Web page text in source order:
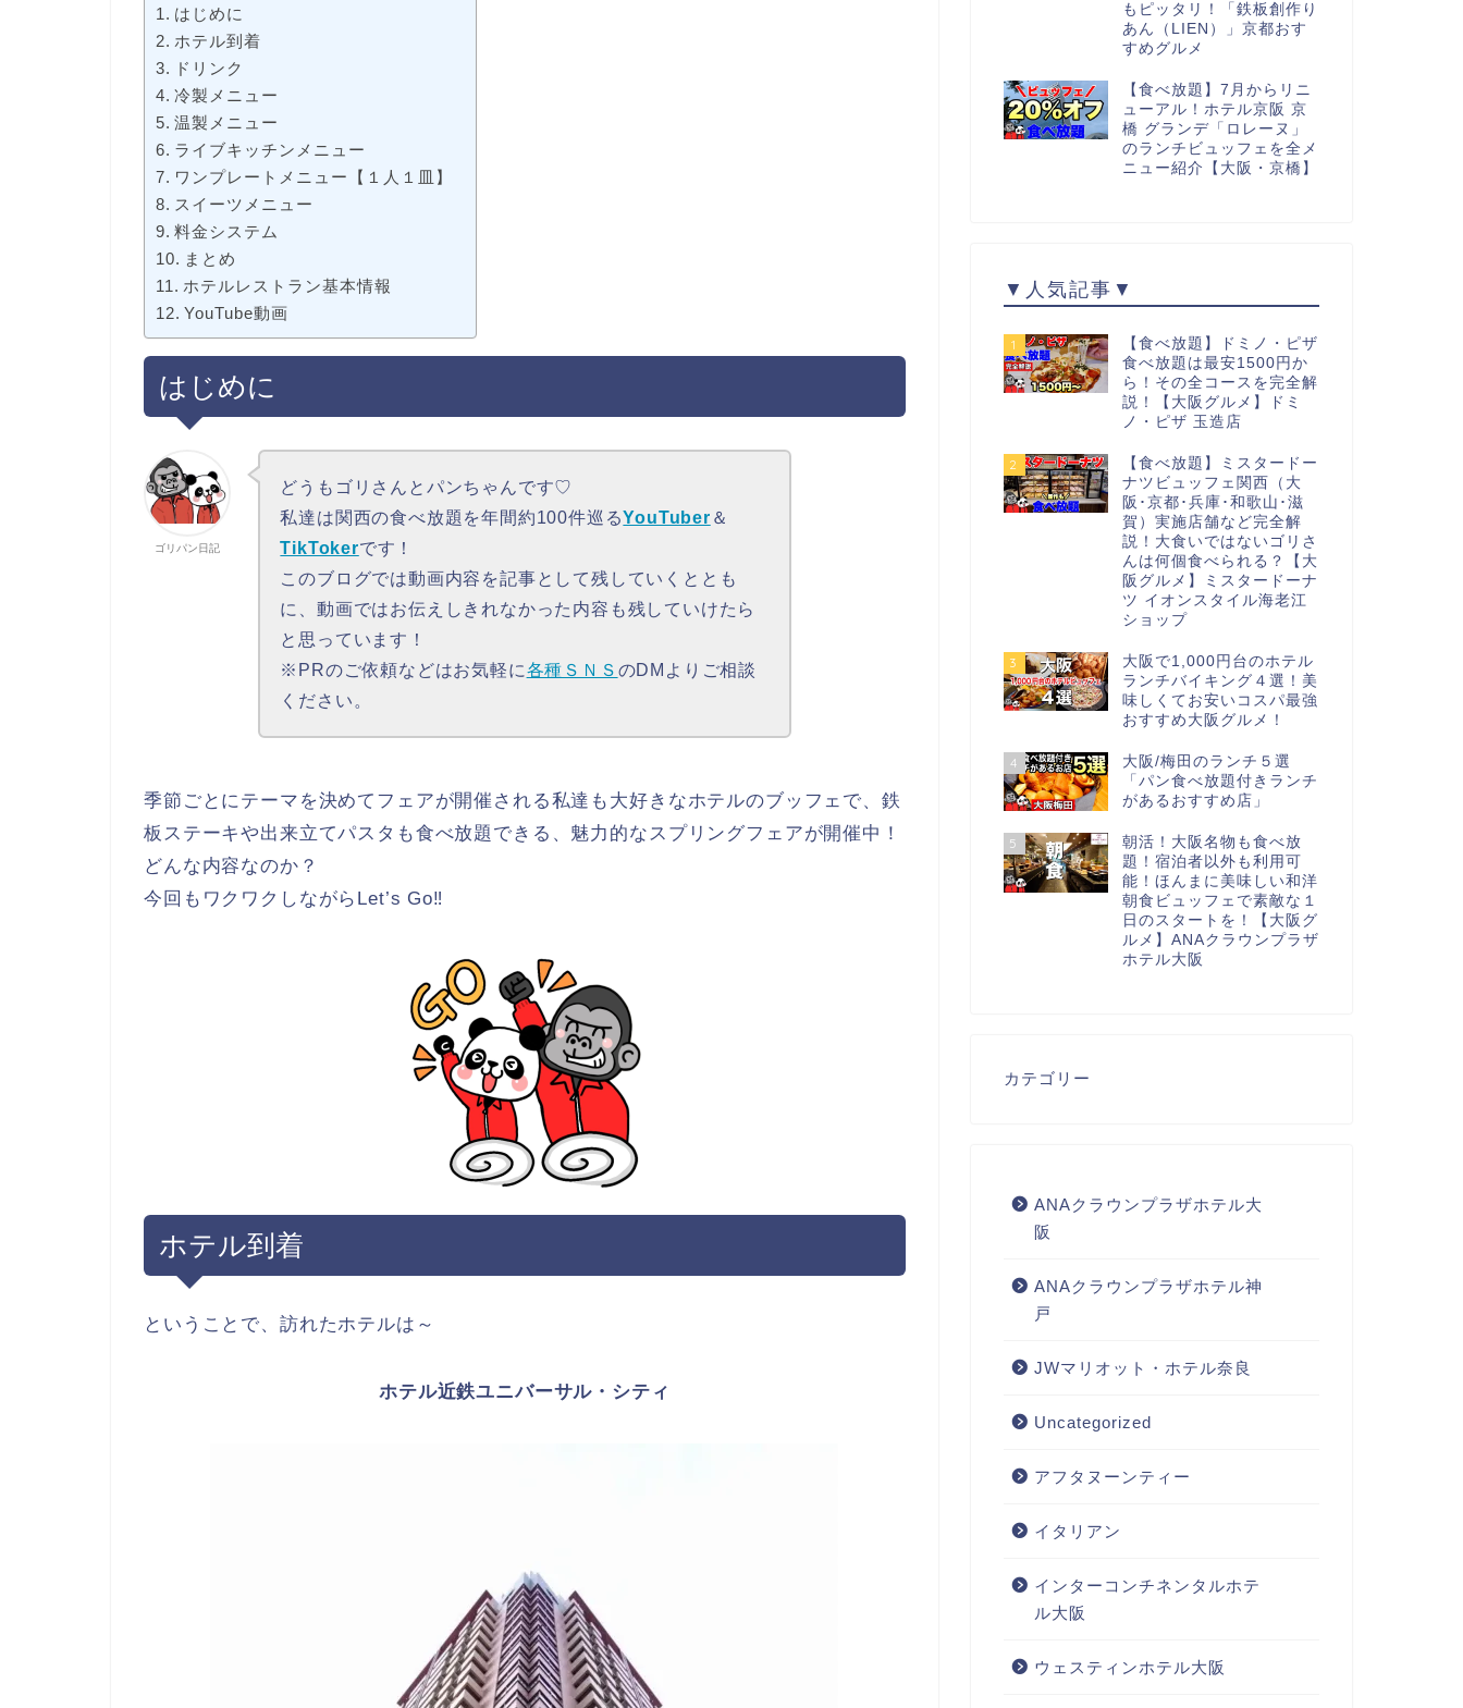
はじめに
ホテル到着
ドリンク
冷製メニュー
温製メニュー
ライブキッチンメニュー
ワンプレートメニュー【１人１皿】
スイーツメニュー
料金システム
まとめ
ホテルレストラン基本情報
YouTube動画
はじめに
ゴリパン日記
どうもゴリさんとパンちゃんです♡
私達は関西の食べ放題を年間約100件巡るYouTuber ＆
TikTokerです！
このブログでは動画内容を記事として残していくととも
に、動画ではお伝えしきれなかった内容も残していけたら
と思っています！
※PRのご依頼などはお気軽に各種ＳＮＳ のDMよりご相談
ください。
季節ごとにテーマを決めてフェアが開催される私達も大好きなホテルのブッフェで、鉄
板ステーキや出来立てパスタも食べ放題できる、魅力的なスプリングフェアが開催中！
どんな内容なのか？
今回もワクワクしながらLet’s Go‼
ホテル到着
ということで、訪れたホテルは～
ホテル近鉄ユニバーサル・シティ
もピッタリ！「鉄板創作り
あん（LIEN）」京都おす
すめグルメ
【食べ放題】7月からリニ
ューアル！ホテル京阪 京
橋 グランデ「ロレーヌ」
のランチビュッフェを全メ
ニュー紹介【大阪・京橋】
▼人気記事▼
1
【食べ放題】ドミノ・ピザ
食べ放題は最安1500円か
ら！その全コースを完全解
説！【大阪グルメ】ドミ
ノ・ピザ 玉造店
2
【食べ放題】ミスタードー
ナツビュッフェ関西（大
阪･京都･兵庫･和歌山･滋
賀）実施店舗など完全解
説！大食いではないゴリさ
んは何個食べられる？【大
阪グルメ】ミスタードーナ
ツ イオンスタイル海老江
ショップ
3
大阪で1,000円台のホテル
ランチバイキング４選！美
味しくてお安いコスパ最強
おすすめ大阪グルメ！
4
大阪/梅田のランチ５選
「パン食べ放題付きランチ
があるおすすめ店」
5
朝活！大阪名物も食べ放
題！宿泊者以外も利用可
能！ほんまに美味しい和洋
朝食ビュッフェで素敵な１
日のスタートを！【大阪グ
ルメ】ANAクラウンプラザ
ホテル大阪
カテゴリー
ANAクラウンプラザホテル大
阪
ANAクラウンプラザホテル神
戸
JWマリオット・ホテル奈良
Uncategorized
アフタヌーンティー
イタリアン
インターコンチネンタルホテ
ル大阪
ウェスティンホテル大阪